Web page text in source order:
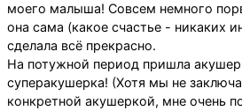
моего малыша! Совсем немного
она сама (какое счастье - никаких
сделала всё прекрасно.
На потужной период пришла
суперакушерка! (Хотя мы не
конкретной акушеркой, мне очень